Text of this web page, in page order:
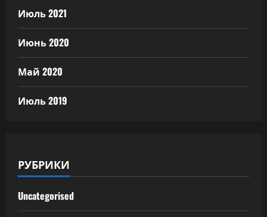
Июль 2021
Июнь 2020
Май 2020
Июль 2019
РУБРИКИ
Uncategorised